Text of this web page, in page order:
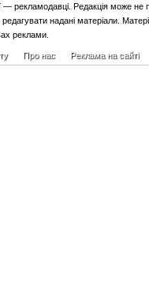
— рекламодавці. Редакція може не
надані матеріали.
реклами.
Про нас Реклама на сайті